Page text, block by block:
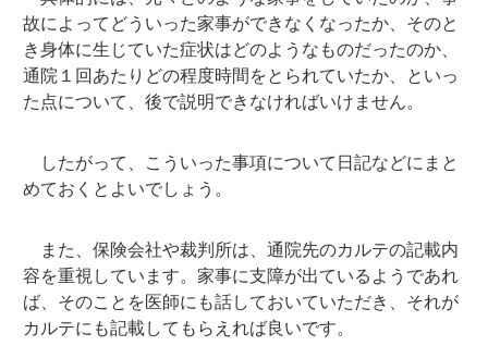
故によってどういった家事ができなくなったか、そのと
き身体に生じていた症状はどのようなものだったのか、
通院１回あたりどの程度時間をとられていたか、といっ
た点について、後で説明できなければいけません。
したがって、こういった事項について日記などにまと
めておくとよいでしょう。
また、保険会社や裁判所は、通院先のカルテの記載内
容を重視しています。家事に支障が出ているようであれ
ば、そのことを医師にも話しておいていただき、それが
カルテにも記載してもらえれば良いです。